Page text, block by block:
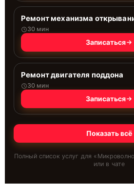
Ремонт механизма
30 мин
Записаться
Ремонт двигателя поддона
30 мин
Записаться
Показать всё
Полный список услуг для «
или в чате